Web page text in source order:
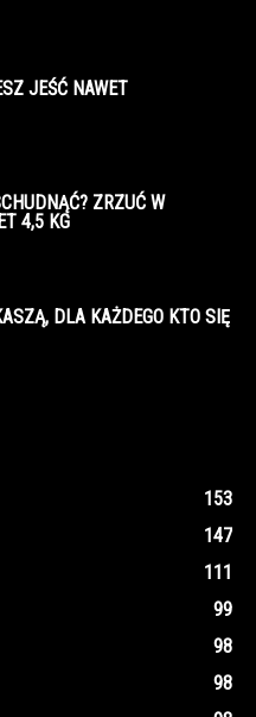
JEŚĆ NAWET
ZRZUĆ W
4,5 KG
DLA KAŻDEGO KTO SIĘ
153
147
111
99
98
98